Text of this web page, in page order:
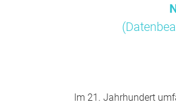
Im 21. Jahrhundert